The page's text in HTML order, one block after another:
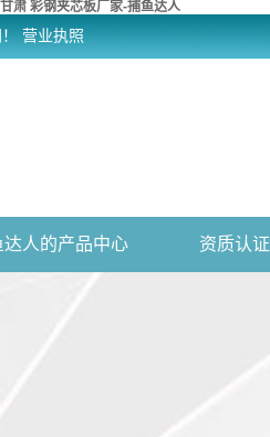
甘肃 彩钢夹芯板厂家-捕鱼达人
营业执照
达人的产品中心 资质认证